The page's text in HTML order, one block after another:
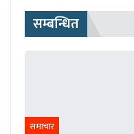
सम्बन्धित
समाचार